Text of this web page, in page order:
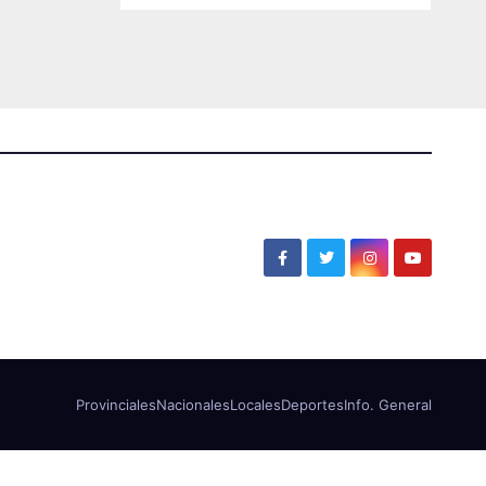
ProvincialesNacionalesLocalesDeportesInfo. General